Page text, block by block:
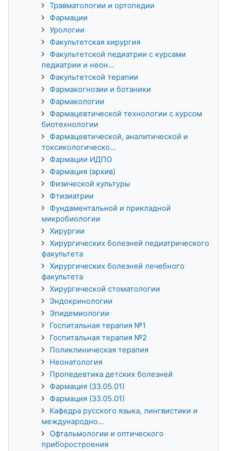
Травматологии и ортопедии
Фармации
Урологии
Факультетская хирургия
Факультетской педиатрии с курсами
педиатрии и неон...
Факультетской терапии
Фармакогнозии и ботаники
Фармакологии
Фармацевтической технологии с курсом
биотехнологии
Фармацевтической, аналитической и
токсикологическо...
Фармации ИДПО
Фармация (архив)
Физической культуры
Фтизиатрии
Фундаментальной и прикладной
микробиологии
Хирургии
Хирургических болезней педиатрического
факультета
Хирургических болезней лечебного
факультета
Хирургической стоматологии
Эндокринологии
Эпидемиологии
Госпитальная терапия №1
Госпитальная терапия №2
Поликлиническая терапия
Неонатология
Пропедевтика детских болезней
Фармация (33.05.01)
Фармация (33.05.01)
Кафедра русского языка, лингвистики и
международно...
Офтальмологии и оптического
приборостроения